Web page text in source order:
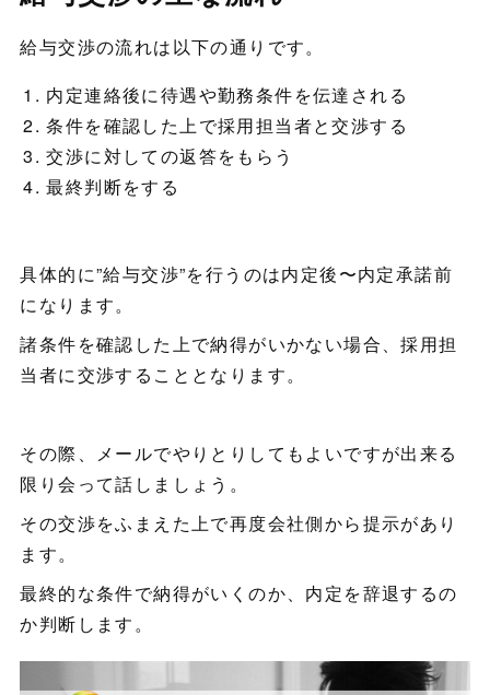
給与交渉の流れは以下の通りです。
内定連絡後に待遇や勤務条件を伝達される
条件を確認した上で採用担当者と交渉する
交渉に対しての返答をもらう
最終判断をする
具体的に”給与交渉”を行うのは内定後〜内定承諾前
になります。
諸条件を確認した上で納得がいかない場合、採用担
当者に交渉することとなります。
その際、メールでやりとりしてもよいですが出来る
限り会って話しましょう。
その交渉をふまえた上で再度会社側から提示があり
ます。
最終的な条件で納得がいくのか、内定を辞退するの
か判断します。